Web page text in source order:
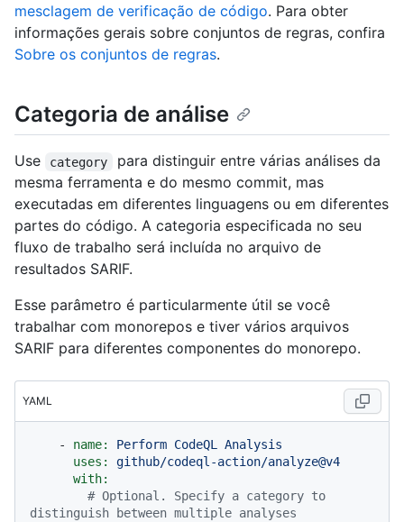
mesclagem de verificação de código. Para obter
informações gerais sobre conjuntos de regras, confira
Sobre os conjuntos de regras.
Categoria de análise
Use category
para distinguir entre várias análises da
mesma ferramenta e do mesmo commit, mas
executadas em diferentes linguagens ou em diferentes
partes do código. A categoria especificada no seu
fluxo de trabalho será incluída no arquivo de
resultados SARIF.
Esse parâmetro é particularmente útil se você
trabalhar com monorepos e tiver vários arquivos
SARIF para diferentes componentes do monorepo.
YAML
- name: Perform CodeQL Analysis
uses:
github/codeql-action/analyze@v4
with:
# Optional. Specify a category to
distinguish between multiple analyses